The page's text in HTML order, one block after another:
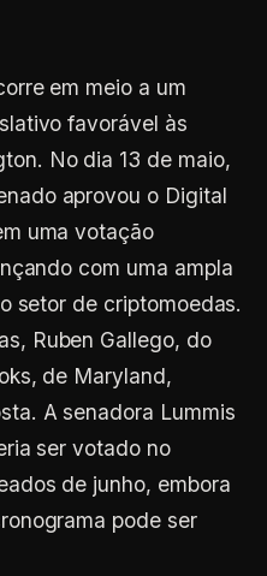
em meio a um
favorável às
No dia 13 de maio,
aprovou o Digital
uma votação
com uma ampla
setor de criptomoedas.
Ruben Gallego, do
de Maryland,
A senadora Lummis
ser votado no
de junho, embora
pode ser